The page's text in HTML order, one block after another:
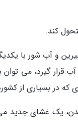
کند.
و آب شور با
گیرد، می توان
در بسیاری از